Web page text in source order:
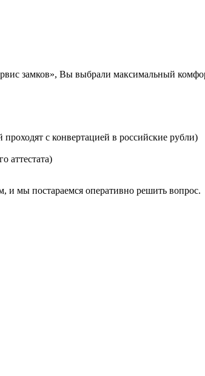
замков», Вы выбрали максимальный
с конвертацией в российские рубли)
аттестата)
и мы постараемся оперативно решить вопрос.